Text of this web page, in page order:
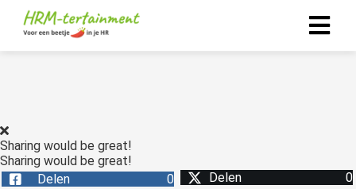
Sharing would be great!
Sharing would be great!
Delen
0 Delen
0